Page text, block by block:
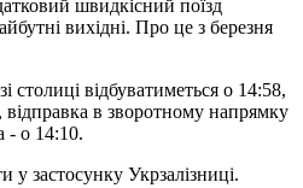
швидкісний поїзд
вихідні. Про це з березня
столиці відбуватиметься о 14:58,
в зворотному напрямку
- о 14:10.
застосунку Укрзалізниці.